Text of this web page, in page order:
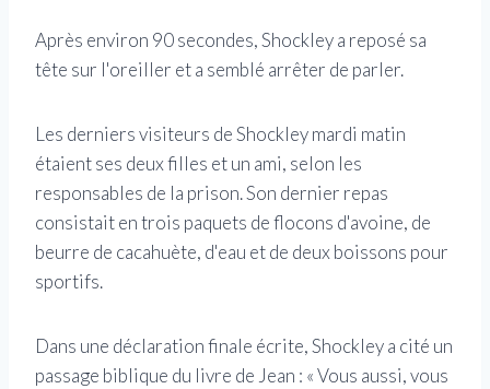
Après environ 90 secondes, Shockley a reposé sa
tête sur l'oreiller et a semblé arrêter de parler.
Les derniers visiteurs de Shockley mardi matin
étaient ses deux filles et un ami, selon les
responsables de la prison. Son dernier repas
consistait en trois paquets de flocons d'avoine, de
beurre de cacahuète, d'eau et de deux boissons pour
sportifs.
Dans une déclaration finale écrite, Shockley a cité un
passage biblique du livre de Jean : « Vous aussi, vous